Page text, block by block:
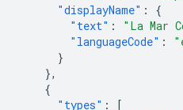
"displayName" :
{
"text" : "La Mar
"languageCode" :
}
},
{
"types" :
[